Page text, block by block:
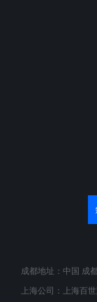
成都地址：中国 成
上海公司：上海百